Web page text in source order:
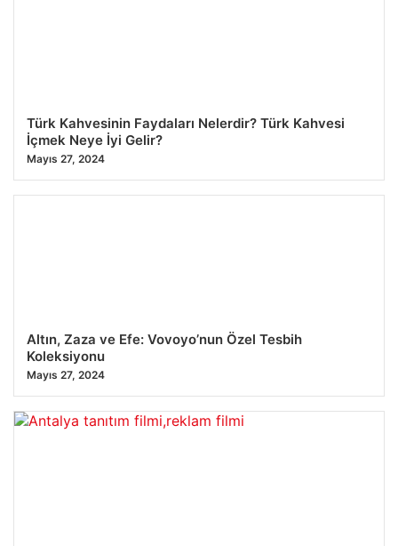
Türk Kahvesinin Faydaları Nelerdir? Türk Kahvesi
İçmek Neye İyi Gelir?
Mayıs 27, 2024
Altın, Zaza ve Efe: Vovoyo’nun Özel Tesbih
Koleksiyonu
Mayıs 27, 2024